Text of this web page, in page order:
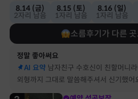
8.14 (금)
2자리 남음
8.15 (토)
1자리 남음
8.16 (일)
1자리 남음
소름후기가 다른
정말 좋아써요
AI 요약 남자친구 수호신이 친할머니라
외형까지 그대로 말씀해주셔서 신기했어